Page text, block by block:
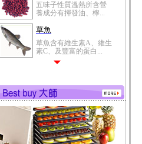
五味子性質溫熱所含營
養成分有揮發油、檸...
草魚
草魚含有維生素A、維生
素C、及豐富的蛋白...